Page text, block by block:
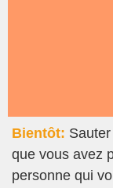
Bientôt:
que vous avez
personne qui